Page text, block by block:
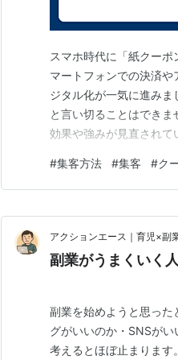
スマホ時代に「紙クー
マートフォンでの決済
ジタル化が一気に進みま
と言い切ることはでき
効果や強みが見直されて
強み デジタルクーポン
視覚と触覚による高い
#集客方法 #集客 #ク
アクションエース｜育児×副
副業がうまくいく
副業を始めようと思った
グがいいのか・SNSが
考えるとほぼ止まります